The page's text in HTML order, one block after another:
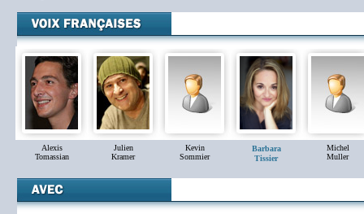
Alexis
Tomassian
Julien
Kramer
Kevin
Sommier
Barbara
Tissier
Michel
Muller